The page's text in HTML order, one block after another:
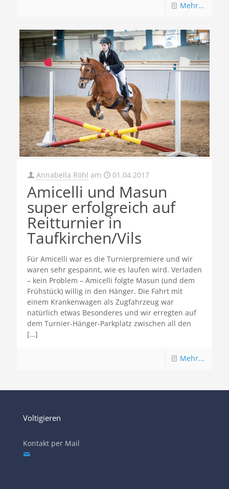
Mehr...
Annabella Röhl am 01.04.2017
Amicelli und Masun
super erfolgreich auf
Reitturnier in
Taufkirchen/Vils
Für Amicelli war es die Turnierpremiere und wir
waren sehr gespannt, wie es laufen wird. Verladen
– kein Problem – Amicelli folgte Masun (und dem
Frühstück) willig in den Hänger. Die Fahrt mit
einem Krankenwagen als Zugfahrzeug war
natürlich etwas Besonderes und wir erregten auf
dem Turnier-Hänger-Parkplatz zwischen all den
[…]
Mehr...
Voltigieren
Kontakt per Mail